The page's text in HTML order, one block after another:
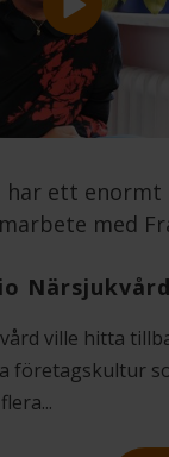
har ett
med
Närsjukvård
ville hitta
företagskultur